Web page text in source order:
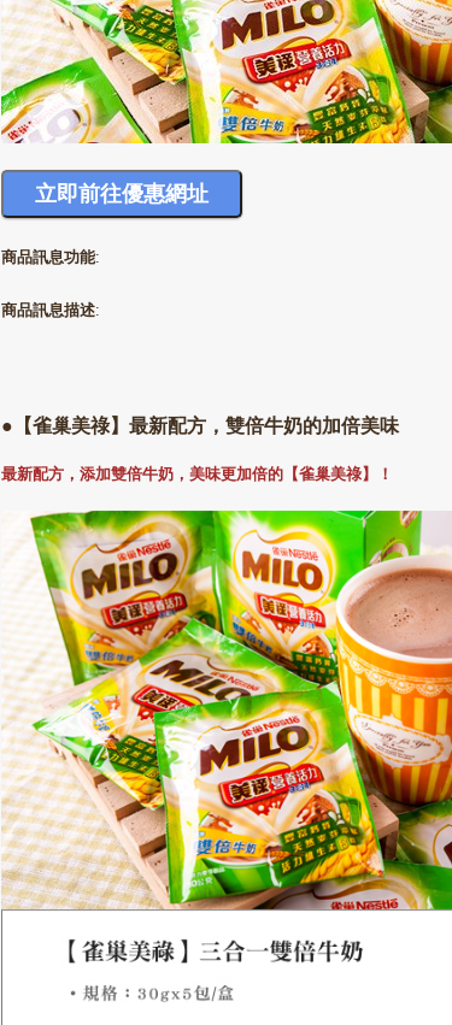
商品訊息功能:
商品訊息描述:
●【雀巢美祿】最新配方，雙倍牛奶的加倍美味
最新配方，添加雙倍牛奶，美味更加倍的【雀巢美祿】！